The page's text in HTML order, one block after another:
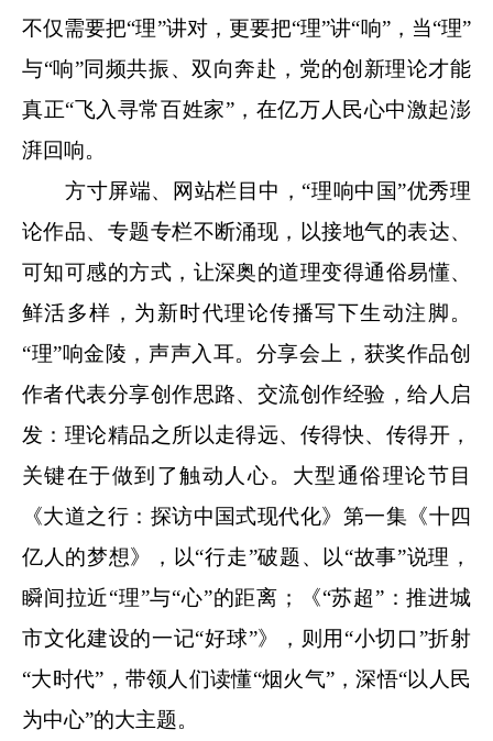
不仅需要把“理”讲对，更要把“理”讲“响”，当“理”
与“响”同频共振、双向奔赴，党的创新理论才能
真正“飞入寻常百姓家”，在亿万人民心中激起澎
湃回响。
方寸屏端、网站栏目中，“理响中国”优秀理
论作品、专题专栏不断涌现，以接地气的表达、
可知可感的方式，让深奥的道理变得通俗易懂、
鲜活多样，为新时代理论传播写下生动注脚。
“理”响金陵，声声入耳。分享会上，获奖作品创
作者代表分享创作思路、交流创作经验，给人启
发：理论精品之所以走得远、传得快、传得开，
关键在于做到了触动人心。大型通俗理论节目
《大道之行：探访中国式现代化》第一集《十四
亿人的梦想》，以“行走”破题、以“故事”说理，
瞬间拉近“理”与“心”的距离；《“苏超”：推进城
市文化建设的一记“好球”》，则用“小切口”折射
“大时代”，带领人们读懂“烟火气”，深悟“以人民
为中心”的大主题。